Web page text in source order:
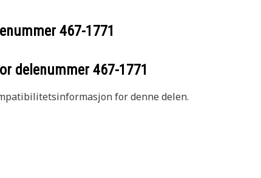
467-1771
delenummer 467-1771
for denne delen.